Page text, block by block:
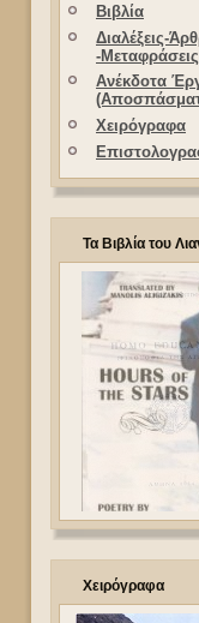
Βιβλία
Διαλέξεις-
-Μεταφράσεις
Ανέκδοτα
Χειρόγραφα
Τα Βιβλία του
Χειρόγραφα